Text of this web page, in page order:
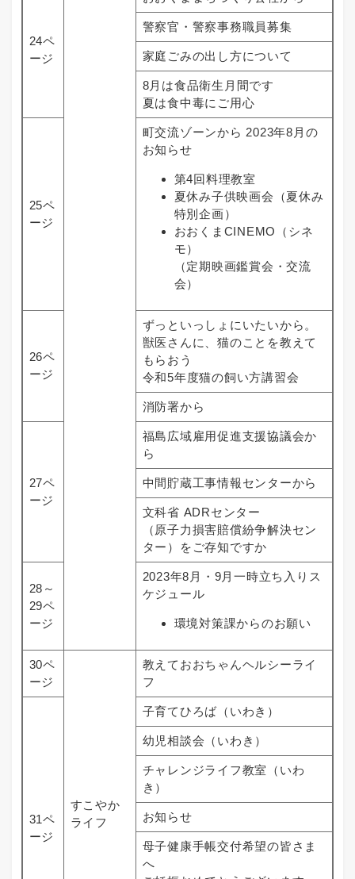
24ペ
ージ
警察官・警察事務職員募集
家庭ごみの出し方について
8月は食品衛生月間です
夏は食中毒にご用心
25ペ
ージ
町交流ゾーンから 2023年8月の
お知らせ
第4回料理教室
夏休み子供映画会（夏休み
特別企画）
おおくまCINEMO（シネ
モ）
（定期映画鑑賞会・交流
会）
26ペ
ージ
ずっといっしょにいたいから。
獣医さんに、猫のことを教えて
もらおう
令和5年度猫の飼い方講習会
消防署から
27ペ
ージ
福島広域雇用促進支援協議会か
ら
中間貯蔵工事情報センターから
文科省 ADRセンター
（原子力損害賠償紛争解決セン
ター）をご存知ですか
28～
29ペ
ージ
2023年8月・9月一時立ち入りス
ケジュール
環境対策課からのお願い
30ペ
ージ
すこやか
ライフ
教えておおちゃんヘルシーライ
フ
31ペ
ージ
子育てひろば（いわき）
幼児相談会（いわき）
チャレンジライフ教室（いわ
き）
お知らせ
母子健康手帳交付希望の皆さま
へ